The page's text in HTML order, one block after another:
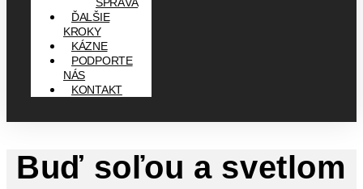
SPRÁVA
ĎALŠIE
KROKY
KÁZNE
PODPORTE
NÁS
KONTAKT
Buď soľou a svetlom